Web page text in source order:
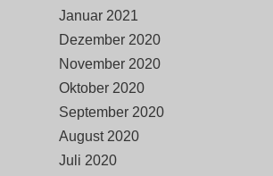
Januar 2021
Dezember 2020
November 2020
Oktober 2020
September 2020
August 2020
Juli 2020